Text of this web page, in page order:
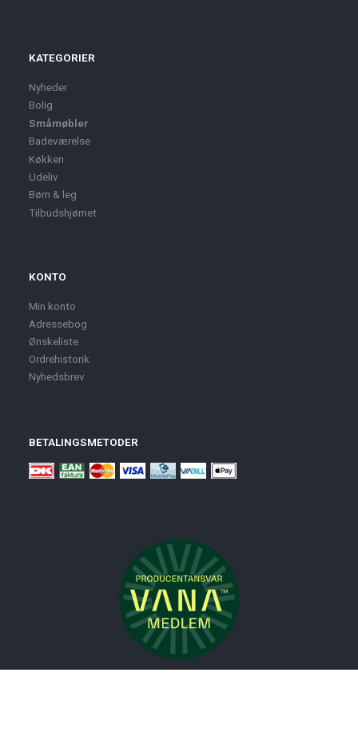
KATEGORIER
Nyheder
Bolig
Småmøbler
Badeværelse
Køkken
Udeliv
Børn & leg
Tilbudshjørnet
KONTO
Min konto
Adressebog
Ønskeliste
Ordrehistorik
Nyhedsbrev
BETALINGSMETODER